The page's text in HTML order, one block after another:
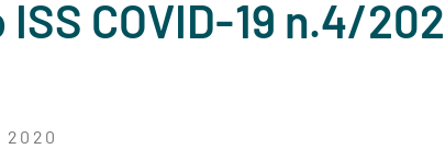
COVID-19 n.4/
2020